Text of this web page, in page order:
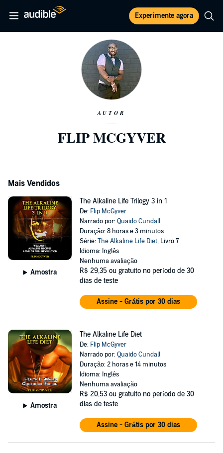
Experimente agora
AUTOR
FLIP MCGYVER
Mais Vendidos
Amostra
The Alkaline Life Trilogy 3 in 1
De: Flip McGyver
Narrado por:Quaido Cundall
Duração: 8 horas e 3 minutos
Série:The Alkaline Life Diet, Livro 7
Idioma: Inglês
Nenhuma avaliação
R$ 29,35 ou gratuito no período de 30
dias de teste
Assine - Grátis por 30 dias
Amostra
The Alkaline Life Diet
De: Flip McGyver
Narrado por:Quaido Cundall
Duração: 2 horas e 14 minutos
Idioma: Inglês
Nenhuma avaliação
R$ 20,53 ou gratuito no período de 30
dias de teste
Assine - Grátis por 30 dias